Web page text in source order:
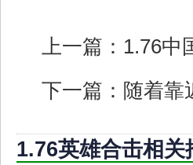
上一篇： 1.76中
下一篇： 随着靠
1.76英雄合击相关